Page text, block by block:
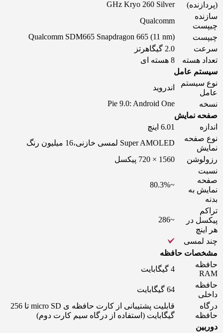
(پردازنده)
GHz Kryo 260 Silver
سازنده
چیپست
Qualcomm
چیپست
(Qualcomm SDM665 Snapdragon 665 (11 nm
سرعت
2.0 گیگاهرتز
تعداد هسته
8 هسته ای
سیستم عامل
نوع سیستم
عامل
اندروید
نسخه
Pie 9.0: Android One
صفحه نمایش
اندازه
6.01 اینچ
نوع صفحه
نمایش
Super AMOLED لمسی خازنی،16 میلیون رنگ
رزولوشن
1560 × 720 پیکسل
نسبت
صفحه
نمایش به
بدنه
~80.3%
تراکم
پیکسل در
هر اینچ
~286
چند لمسی
مشخصات حافظه
حافظه
RAM
4 گیگابایت
حافظه
داخلی
64 گیگابایت
درگاه
حافظه
قابلیت پشتیبانی از کارت حافظه ‌ی micro SD تا 256
گیگابایت (استفاده از درگاه سیم کارت دوم)
دوربین